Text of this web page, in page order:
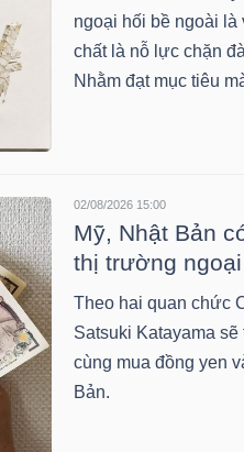
ngoại hối bề ngoài
chất là nỗ lực chặn
Nhằm đạt mục tiêu
02/08/2026 15:00
Mỹ, Nhật Bản
thị trường
Theo hai quan chức
Satsuki Katayama
cùng mua đồng yen
Bản.